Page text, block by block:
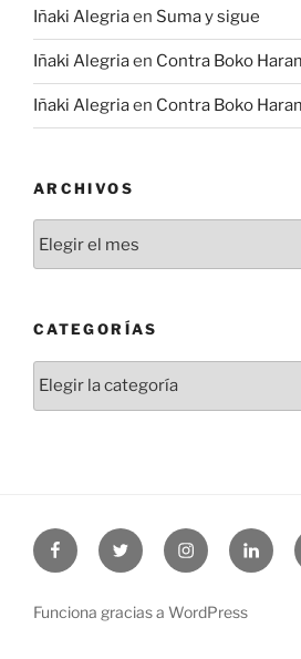
Iñaki Alegriaen Suma y sigue
Iñaki Alegriaen Contra Boko
Iñaki Alegriaen Contra Boko
ARCHIVOS
CATEGORÍAS
FacebookTwitter Instagram
Funciona gracias a WordPress